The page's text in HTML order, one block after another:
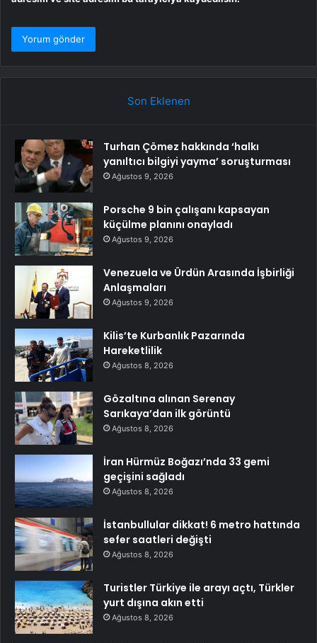
Son Eklenen
Turhan Çömez hakkında ‘halkı
yanıltıcı bilgiyi yayma’ soruşturması
Ağustos 9, 2026
Porsche 9 bin çalışanı kapsayan
küçülme planını onayladı
Ağustos 9, 2026
Venezuela ve Ürdün Arasında İşbirliği
Anlaşmaları
Ağustos 9, 2026
Kilis’te Kurbanlık Pazarında
Hareketlilik
Ağustos 8, 2026
Gözaltına alınan Serenay
Sarıkaya’dan ilk görüntü
Ağustos 8, 2026
İran Hürmüz Boğazı’nda 33 gemi
geçişini sağladı
Ağustos 8, 2026
İstanbullular dikkat! 6 metro hattında
sefer saatleri değişti
Ağustos 8, 2026
Turistler Türkiye ile arayı açtı, Türkler
yurt dışına akın etti
Ağustos 8, 2026